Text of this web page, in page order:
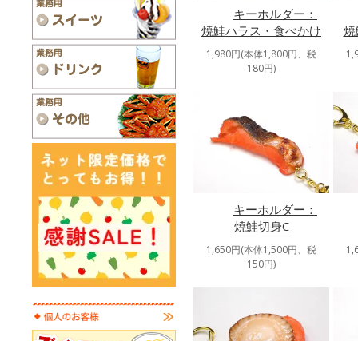
キーホルダー：
焼鮭ハラス・食べかけ
1,980円(本体1,800円、税
180円)
キーホルダー：
焼鮭切身C
1,650円(本体1,500円、税
150円)